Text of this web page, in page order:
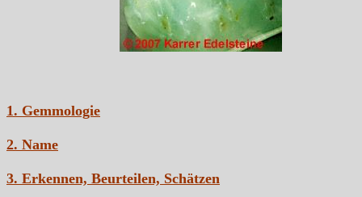
1. Gemmologie
2. Name
3. Erkennen, Beurteilen, Schätzen